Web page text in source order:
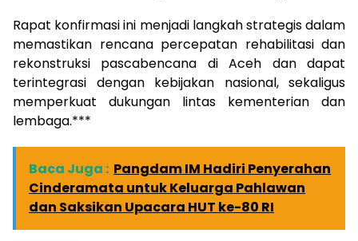
Rapat konfirmasi ini menjadi langkah strategis dalam
memastikan rencana percepatan rehabilitasi dan
rekonstruksi pascabencana di Aceh dan dapat
terintegrasi dengan kebijakan nasional, sekaligus
memperkuat dukungan lintas kementerian dan
lembaga.***
Baca Juga : Pangdam IM Hadiri Penyerahan
Cinderamata untuk Keluarga Pahlawan
dan Saksikan Upacara HUT ke-80 RI